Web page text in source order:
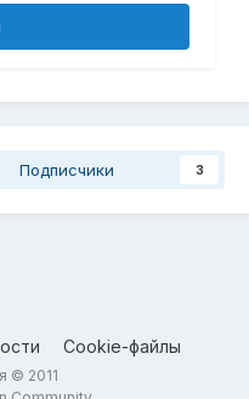
Подписчики 3
Cookie-файлы
© 2011